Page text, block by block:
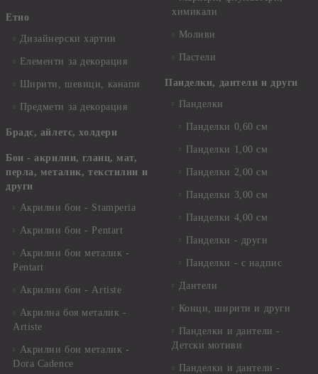
Етно
Дизайнерски хартии
Елементи за декорация
Ширити, шевици, канапи
Предмети за декорация
Брадс, айлетс, холдери
Бои - акрилни, гланц, мат,
перла, металик, текстилни и
други
Акрилни бои - Stamperia
Акрилни бои - Pentart
Акрилни бои металик -
Pentart
Акрилни бои - Artiste
Акрилна боя металик -
Artiste
Акрилни бои металик -
Dora Cadence
химикали
Моливи
Пастели
Панделки, дантели и други
Панделки
Панделки 0,60 см
Панделки 1,00 см
Панделки 2,00 см
Панделки 3,00 см
Панделки 4,00 см
Панделки - други
Панделки - с надпис
Дантели
Конци, ширити и други
Панделки и дантели -
Детски мотиви
Панделки и дантели -